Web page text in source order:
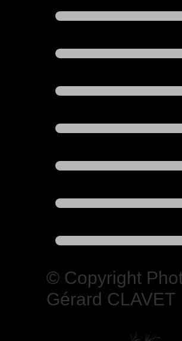
© Copyright
Gérard CLAVET